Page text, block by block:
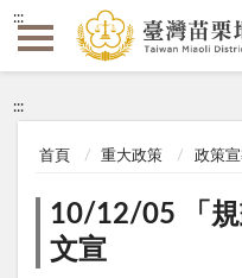
:::
:::
首頁 重大政策 政策
10/12/05 「規
文宣